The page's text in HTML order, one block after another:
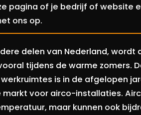
pagina of je bedrijf of website
ons op.
delen van Nederland, wordt
tijdens de warme zomers.
is in de afgelopen
voor airco-installaties.
maar kunnen ook